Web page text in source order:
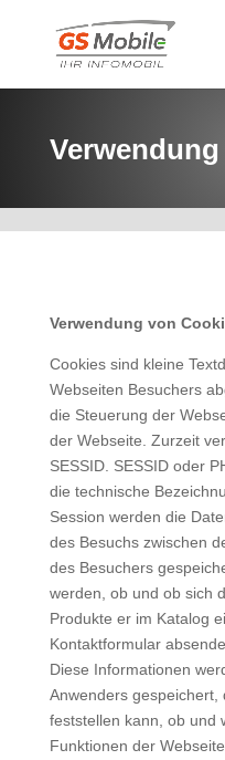
Verwendung von
Cookies sind kleine
Webseiten Besuchers
die Steuerung der
der Webseite. Zurzeit
SESSID. SESSID oder
die technische
Session werden die
des Besuchs zwischen
des Besuchers
werden, ob und ob sich
Produkte er im Katalog
Kontaktformular
Diese Informationen
Anwenders
feststellen kann, ob und
Funktionen der